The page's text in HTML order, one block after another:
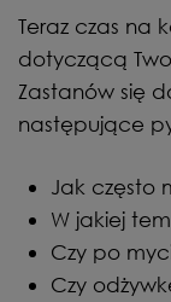
Teraz czas na
dotyczącą
Zastanów się
następujące
Jak często
W jakiej
Czy po
Czy